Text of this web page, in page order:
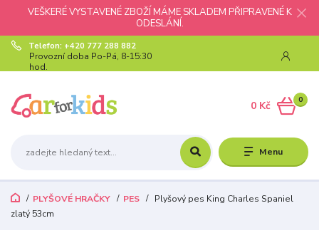
VEŠKERÉ VYSTAVENÉ ZBOŽÍ MÁME SKLADEM PŘIPRAVENÉ K
ODESLÁNÍ.
Menu
Telefon: +420 777 288 882
Provozní doba Po-Pá, 8-15:30
hod.
0
0 Kč
PLYŠOVÉ HRAČKY PES
Plyšový pes King Charles Spaniel
zlatý 53cm